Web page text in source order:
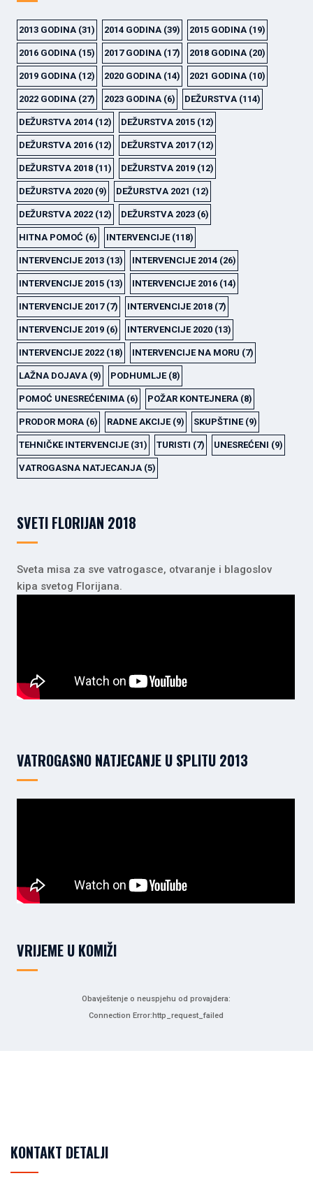
2013 GODINA (31) 2014 GODINA (39) 2015 GODINA (19)
2016 GODINA (15) 2017 GODINA (17) 2018 GODINA (20)
2019 GODINA (12) 2020 GODINA (14) 2021 GODINA (10)
2022 GODINA (27) 2023 GODINA (6) DEŽURSTVA (114)
DEŽURSTVA 2014 (12) DEŽURSTVA 2015 (12)
DEŽURSTVA 2016 (12) DEŽURSTVA 2017(12)
DEŽURSTVA 2018 (11) DEŽURSTVA 2019 (12)
DEŽURSTVA 2020 (9) DEŽURSTVA 2021 (12)
DEŽURSTVA 2022 (12) DEŽURSTVA 2023 (6)
HITNA POMOĆ (6) INTERVENCIJE(118)
INTERVENCIJE 2013 (13) INTERVENCIJE 2014 (26)
INTERVENCIJE 2015 (13) INTERVENCIJE 2016 (14)
INTERVENCIJE 2017(7) INTERVENCIJE 2018 (7)
INTERVENCIJE 2019 (6) INTERVENCIJE 2020 (13)
INTERVENCIJE 2022 (18) INTERVENCIJE NA MORU (7)
LAŽNA DOJAVA (9) PODHUMLJE(8)
POMOĆ UNESREĆENIMA (6) POŽAR KONTEJNERA (8)
PRODOR MORA (6) RADNE AKCIJE(9) SKUPŠTINE(9)
TEHNIČKE INTERVENCIJE(31) TURISTI (7) UNESREĆENI (9)
VATROGASNA NATJECANJA (5)
SVETI FLORIJAN 2018
Sveta misa za sve vatrogasce, otvaranje i blagoslov
kipa svetog Florijana.
VATROGASNO NATJECANJE U SPLITU 2013
VRIJEME U KOMIŽI
Obavještenje o neuspjehu od provajdera:
Connection Error:http_request_failed
KONTAKT DETALJI